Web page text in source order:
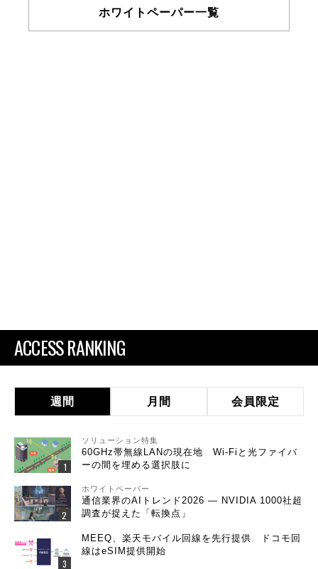
ホワイトペーパー一覧
ACCESS RANKING
週間 月間 会員限定
ソリューション特集
60GHz帯無線LANの現在地 Wi-Fiと光ファイバ
ーの間を埋める選択肢に
ホワイトペーパー
通信業界のAIトレンド2026 ― NVIDIA 1000社超
調査が捉えた「転換点」
MEEQ、楽天モバイル回線を先行提供 ドコモ回
線はeSIM提供開始